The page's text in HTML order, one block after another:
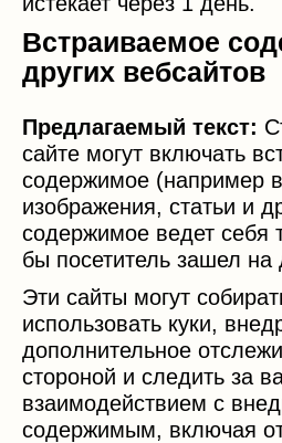
Встраиваемое
других вебсайтов
Предлагаемый текст:
сайте могут включать
содержимое (например
изображения, статьи и
содержимое ведет себя
бы посетитель зашел на
Эти сайты могут
использовать куки,
дополнительное
стороной и следить за
взаимодействием с
содержимым, включая